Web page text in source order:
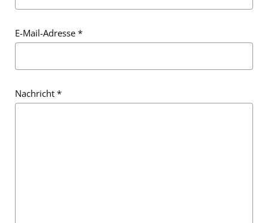
Nachricht*
E-Mail-Adresse *
Nachricht *